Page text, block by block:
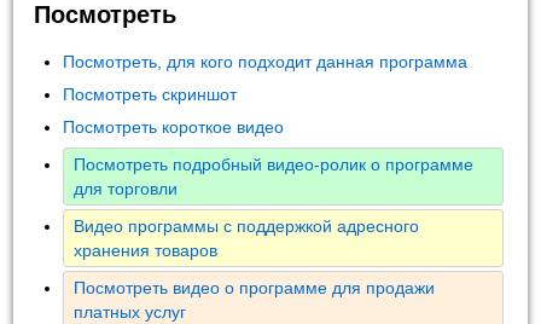
Посмотреть
Посмотреть, для кого подходит данная программа
Посмотреть скриншот
Посмотреть короткое видео
Посмотреть подробный видео-ролик о программе
для торговли
Видео программы с поддержкой адресного
хранения товаров
Посмотреть видео о программе для продажи
платных услуг